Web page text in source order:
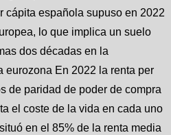
cápita española supuso en 2022
lo que implica un suelo
dos décadas en la
eurozona En 2022 la renta per
de paridad de poder de compra
el coste de la vida en cada uno
en el 85% de la renta media